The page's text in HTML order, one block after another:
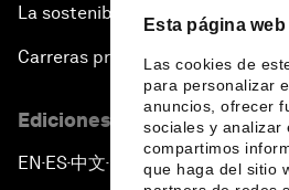
Esta página
Las cookies de
para personalizar
anuncios, ofrecer
sociales y analizar
compartimos
que haga del sitio
La sostenibilidad en el Foro
Carreras profesionales
Ediciones en otros idiomas
EN ▪ES▪中文▪ 日本語